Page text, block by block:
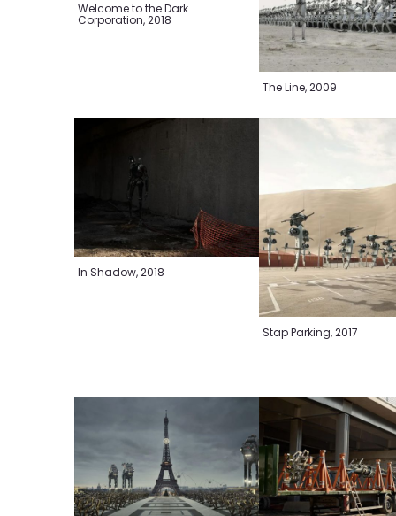
Welcome to the Dark
Corporation, 2018
The Line, 2009
In Shadow, 2018
Stap Parking, 2017